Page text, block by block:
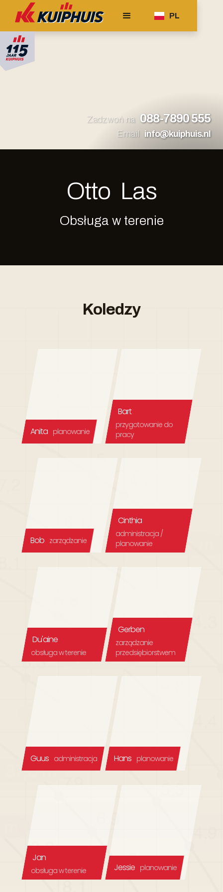
PL
Zadzwoń na 088-7890 555
Email info@kuiphuis.nl
Otto Las
Obsługa w terenie
Koledzy
Anita planowanie
Bart
przygotowanie do
pracy
Bob zarządzanie
Cinthia
administracja /
planowanie
Du'aine
obsługa w terenie
Gerben
zarządzanie
przedsiębiorstwem
Guus administracja Hans planowanie
Jan
obsługa w terenie Jessie planowanie